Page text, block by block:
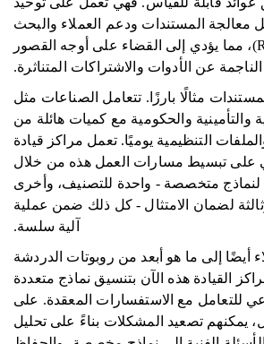
معالجة المستندات ودعم العملاء والبحث
والتطوير (R&D)، مما يؤدي إلى القضاء على أوجه القصور
الناجمة عن الأدوات والاشتراكات المتناثرة.
مثالًا بارزًا. تتعامل الصناعات مثل
والتأمينية والحكومية مع كميات هائلة من
التنظيمية يوميًا. تعمل مراكز قيادة
على تبسيط مسارات العمل هذه من خلال
لنماذج متخصصة - واحدة للتصنيف، وأخرى
لضمان الامتثال - كل ذلك ضمن عملية
آلية سلسة.
أيضًا إلى ما هو أبعد من روبوتات الدردشة
القيادة هذه الآن بتنسيق نماذج متعددة
للتعامل مع الاستفسارات المعقدة. على
يمكنهم تصعيد المشكلات بناءً على تحليل